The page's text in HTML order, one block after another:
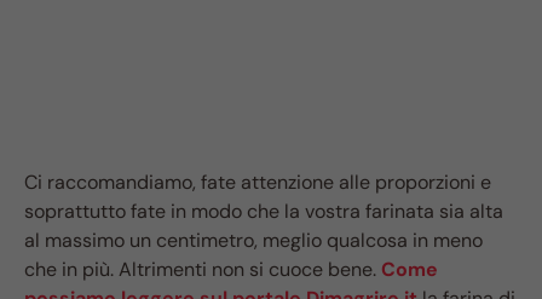
Ci raccomandiamo, fate attenzione alle proporzioni e
soprattutto fate in modo che la vostra farinata sia alta
al massimo un centimetro, meglio qualcosa in meno
che in più. Altrimenti non si cuoce bene. Come